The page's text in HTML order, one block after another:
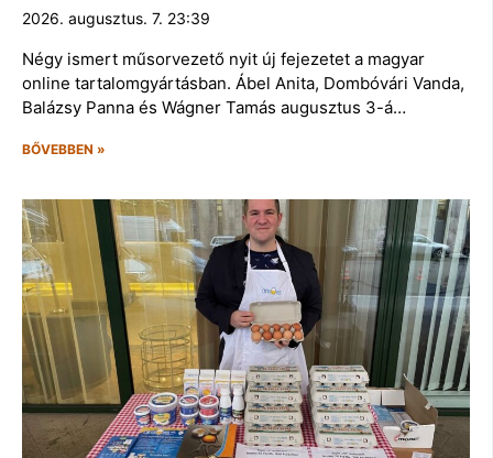
2026. augusztus. 7. 23:39
Négy ismert műsorvezető nyit új fejezetet a magyar
online tartalomgyártásban. Ábel Anita, Dombóvári Vanda,
Balázsy Panna és Wágner Tamás augusztus 3-á…
BŐVEBBEN »